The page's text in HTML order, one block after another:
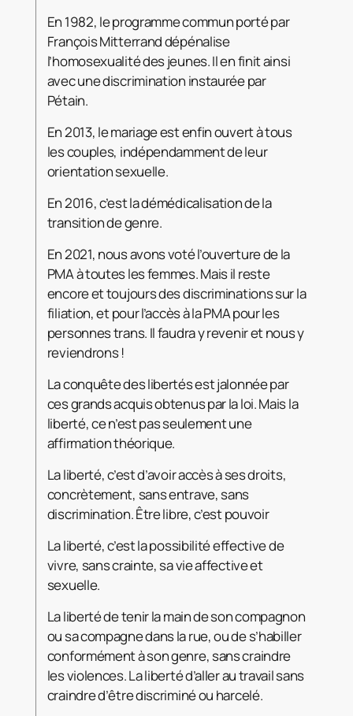
En 1982, le programme commun porté par
François Mitterrand dépénalise
l’homosexualité des jeunes. Il en finit ainsi
avec une discrimination instaurée par
Pétain.
En 2013, le mariage est enfin ouvert à tous
les couples, indépendamment de leur
orientation sexuelle.
En 2016, c’est la démédicalisation de la
transition de genre.
En 2021, nous avons voté l’ouverture de la
PMA à toutes les femmes. Mais il reste
encore et toujours des discriminations sur la
filiation, et pour l’accès à la PMA pour les
personnes trans. Il faudra y revenir et nous y
reviendrons !
La conquête des libertés est jalonnée par
ces grands acquis obtenus par la loi. Mais la
liberté, ce n’est pas seulement une
affirmation théorique.
La liberté, c’est d’avoir accès à ses droits,
concrètement, sans entrave, sans
discrimination. Être libre, c’est pouvoir
La liberté, c’est la possibilité effective de
vivre, sans crainte, sa vie affective et
sexuelle.
La liberté de tenir la main de son compagnon
ou sa compagne dans la rue, ou de s’habiller
conformément à son genre, sans craindre
les violences. La liberté d’aller au travail sans
craindre d’être discriminé ou harcelé.